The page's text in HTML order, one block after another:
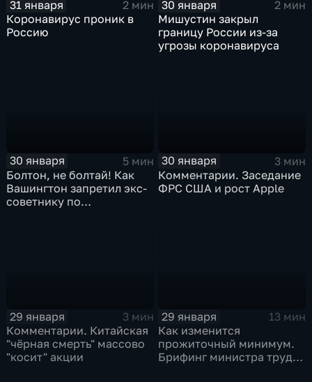
31 января
2 мин
Коронавирус проник в
Россию
30 января
2 мин
Мишустин закрыл
границу России из-за
угрозы коронавируса
30 января
5 мин
Болтон, не болтай! Как
Вашингтон запретил экс-
советнику по
30 января
3 мин
Комментарии. Заседание
ФРС США и рост Apple
29 января
3 мин
Комментарии. Китайская
"чёрная смерть" массово
"косит" акции
29 января
13 мин
Как изменится
прожиточный минимум.
Брифинг министра труда